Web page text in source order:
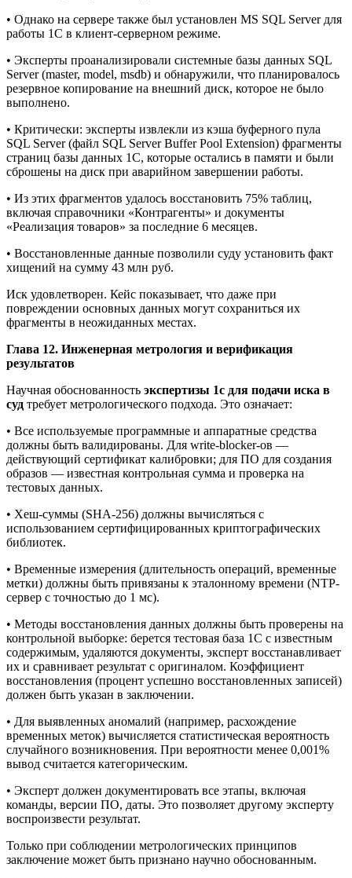
• Однако на сервере также был установлен MS SQL Server для
работы 1С в клиент-серверном режиме.
• Эксперты проанализировали системные базы данных SQL
Server (master, model, msdb) и обнаружили, что планировалось
резервное копирование на внешний диск, которое не было
выполнено.
• Критически: эксперты извлекли из кэша буферного пула
SQL Server (файл SQL Server Buffer Pool Extension) фрагменты
страниц базы данных 1С, которые остались в памяти и были
сброшены на диск при аварийном завершении работы.
• Из этих фрагментов удалось восстановить 75% таблиц,
включая справочники «Контрагенты» и документы
«Реализация товаров» за последние 6 месяцев.
• Восстановленные данные позволили суду установить факт
хищений на сумму 43 млн руб.
Иск удовлетворен. Кейс показывает, что даже при
повреждении основных данных могут сохраниться их
фрагменты в неожиданных местах.
Глава 12. Инженерная метрология и верификация
результатов
Научная обоснованность экспертизы 1с для подачи иска в
суд требует метрологического подхода. Это означает:
• Все используемые программные и аппаратные средства
должны быть валидированы. Для write-blocker-ов —
действующий сертификат калибровки; для ПО для создания
образов — известная контрольная сумма и проверка на
тестовых данных.
• Хеш-суммы (SHA-256) должны вычисляться с
использованием сертифицированных криптографических
библиотек.
• Временные измерения (длительность операций, временные
метки) должны быть привязаны к эталонному времени (NTP-
сервер с точностью до 1 мс).
• Методы восстановления данных должны быть проверены на
контрольной выборке: берется тестовая база 1С с известным
содержимым, удаляются документы, эксперт восстанавливает
их и сравнивает результат с оригиналом. Коэффициент
восстановления (процент успешно восстановленных записей)
должен быть указан в заключении.
• Для выявленных аномалий (например, расхождение
временных меток) вычисляется статистическая вероятность
случайного возникновения. При вероятности менее 0,001%
вывод считается категорическим.
• Эксперт должен документировать все этапы, включая
команды, версии ПО, даты. Это позволяет другому эксперту
воспроизвести результат.
Только при соблюдении метрологических принципов
заключение может быть признано научно обоснованным.